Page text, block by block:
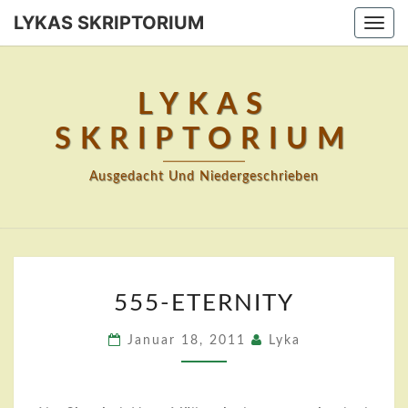
Skip
LYKAS SKRIPTORIUM
LYKAS
SKRIPTORIUM
Ausgedacht Und Niedergeschrieben
ETERNITY
555-ETERNITY
Januar 18, 2011 Lyka